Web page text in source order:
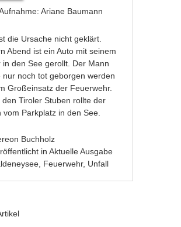
Ariane Baumann
die Ursache nicht geklärt.
Abend ist ein Auto mit seinem
in den See gerollt. Der Mann
nur noch tot geborgen werden
Großeinsatz der Feuerwehr.
den Tiroler Stuben rollte der
vom Parkplatz in den See.
Buchholz
inAktuelle Ausgabe
Feuerwehr, Unfall
Navigation